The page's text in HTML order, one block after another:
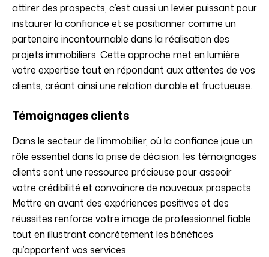
attirer des prospects, c’est aussi un levier puissant pour
instaurer la confiance et se positionner comme un
partenaire incontournable dans la réalisation des
projets immobiliers. Cette approche met en lumière
votre expertise tout en répondant aux attentes de vos
clients, créant ainsi une relation durable et fructueuse.
Témoignages clients
Dans le secteur de l’immobilier, où la confiance joue un
rôle essentiel dans la prise de décision, les témoignages
clients sont une ressource précieuse pour asseoir
votre crédibilité et convaincre de nouveaux prospects.
Mettre en avant des expériences positives et des
réussites renforce votre image de professionnel fiable,
tout en illustrant concrètement les bénéfices
qu’apportent vos services.